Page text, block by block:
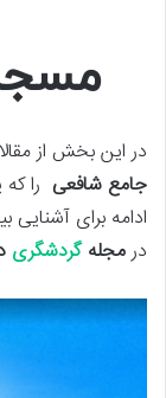
در این بخش از
جامع شافعی را
ادامه برای آشنایی
درمجلهگردشگری